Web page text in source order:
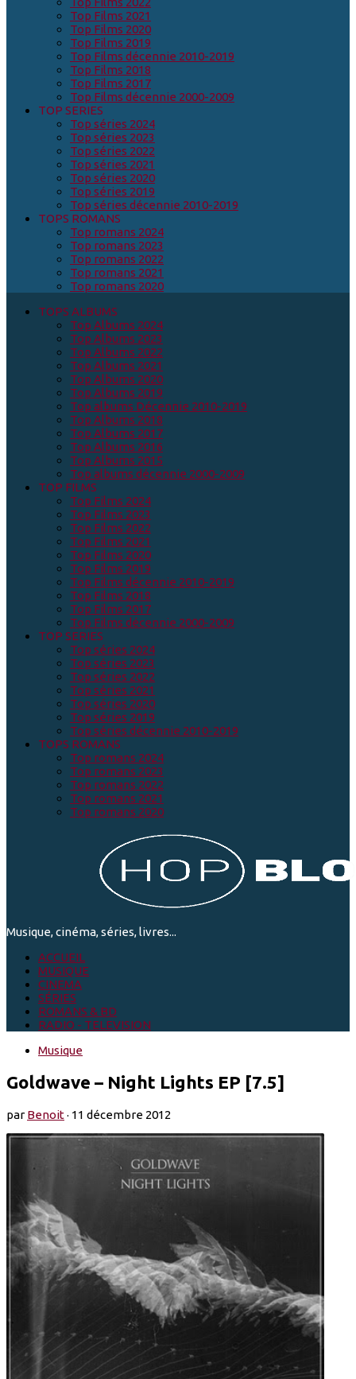
Top Films 2021
Top Films 2020
Top Films 2019
Top Films décennie 2010-2019
Top Films 2018
Top Films 2017
Top Films décennie 2000-2009
TOP SERIES
Top séries 2024
Top séries 2023
Top séries 2022
Top séries 2021
Top séries 2020
Top séries 2019
Top séries décennie 2010-2019
TOPS ROMANS
Top romans 2024
Top romans 2023
Top romans 2022
Top romans 2021
Top romans 2020
TOPS ALBUMS
Top Albums 2024
Top Albums 2023
Top Albums 2022
Top Albums 2021
Top Albums 2020
Top Albums 2019
Top albums Décennie 2010-2019
Top Albums 2018
Top Albums 2017
Top Albums 2016
Top Albums 2015
Top albums décennie 2000-2009
TOP FILMS
Top Films 2024
Top Films 2023
Top Films 2022
Top Films 2021
Top Films 2020
Top Films 2019
Top Films décennie 2010-2019
Top Films 2018
Top Films 2017
Top Films décennie 2000-2009
TOP SERIES
Top séries 2024
Top séries 2023
Top séries 2022
Top séries 2021
Top séries 2020
Top séries 2019
Top séries décennie 2010-2019
TOPS ROMANS
Top romans 2024
Top romans 2023
Top romans 2022
Top romans 2021
Top romans 2020
Musique, cinéma, séries, livres...
ACCUEIL
MUSIQUE
CINEMA
SÉRIES
ROMANS & BD
RADIO - TELEVISION
Musique
Goldwave – Night Lights EP [7.5]
parBenoit· 11 décembre 2012